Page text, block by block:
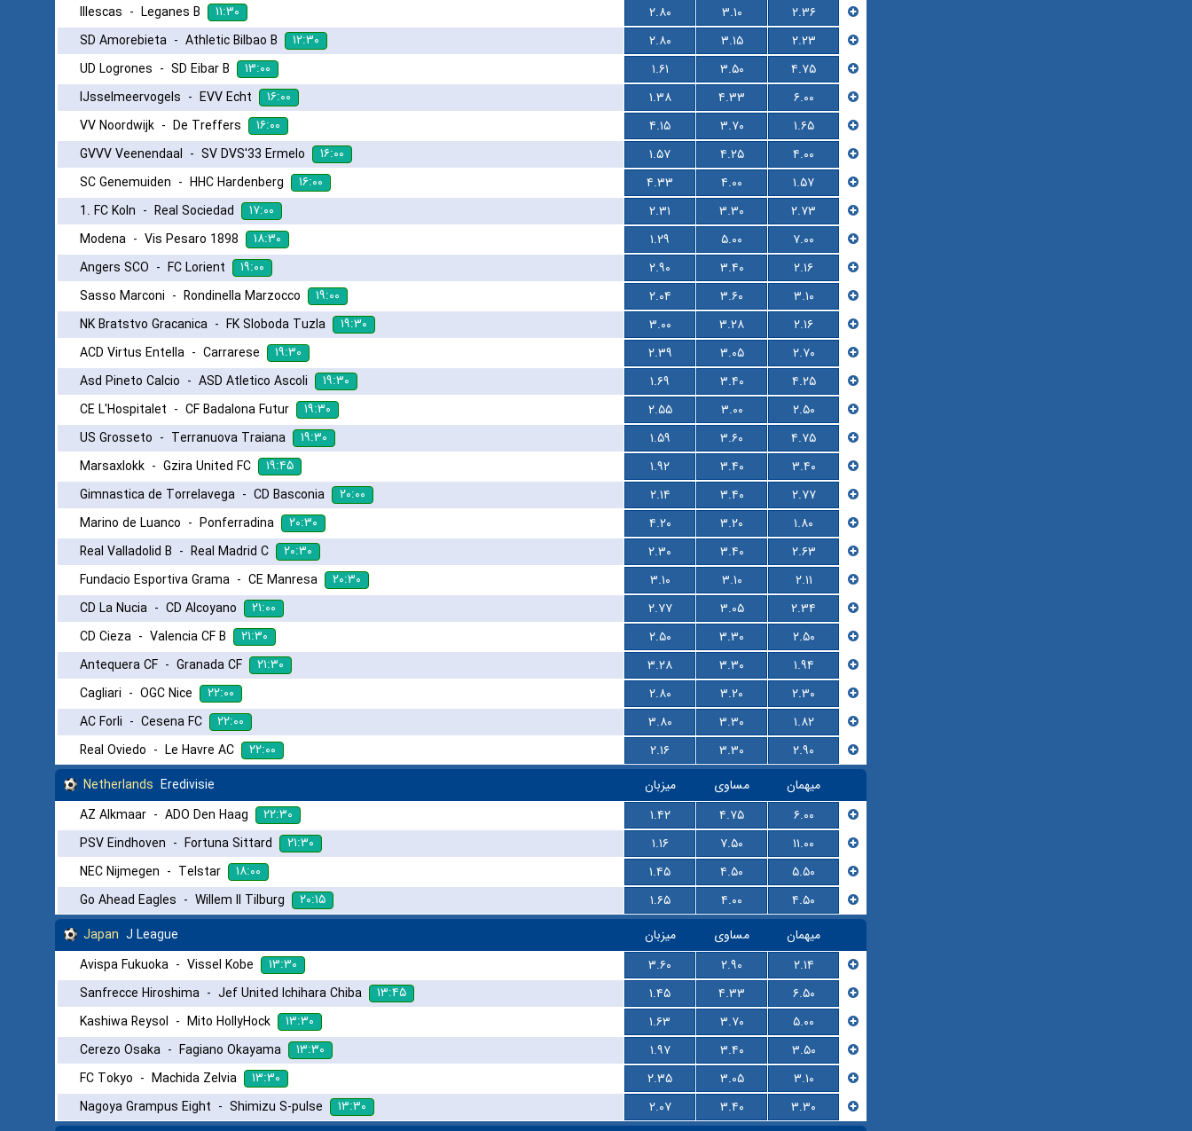
Illescas - Leganes B ۱۱:۳۰ ۲.۸۰ ۳.۱۰
۲.۳۶
SD Amorebieta - Athletic Bilbao B ۱۲:۳۰ ۲.۸۰ ۳.۱۵
۲.۲۳
UD Logrones - SD Eibar B ۱۳:۰۰ ۱.۶۱ ۳.۵۰
۴.۷۵
IJsselmeervogels - EVV Echt ۱۶:۰۰ ۱.۳۸ ۴.۳۳
۶.۰۰
VV Noordwijk - De Treffers ۱۶:۰۰ ۴.۱۵ ۳.۷۰
۱.۶۵
GVVV Veenendaal - SV DVS'33 Ermelo ۱۶:۰۰ ۱.۵۷ ۴.۲۵
۴.۰۰
SC Genemuiden - HHC Hardenberg ۱۶:۰۰ ۴.۳۳ ۴.۰۰
۱.۵۷
1. FC Koln - Real Sociedad ۱۷:۰۰ ۲.۳۱ ۳.۳۰
۲.۷۳
Modena - Vis Pesaro 1898 ۱۸:۳۰ ۱.۲۹ ۵.۰۰
۷.۰۰
Angers SCO - FC Lorient ۱۹:۰۰ ۲.۹۰ ۳.۴۰
۲.۱۶
Sasso Marconi - Rondinella Marzocco ۱۹:۰۰ ۲.۰۴ ۳.۶۰
۳.۱۰
NK Bratstvo Gracanica - FK Sloboda Tuzla ۱۹:۳۰ ۳.۰۰ ۳.۲۸
۲.۱۶
ACD Virtus Entella - Carrarese ۱۹:۳۰ ۲.۳۹ ۳.۰۵
۲.۷۰
Asd Pineto Calcio - ASD Atletico Ascoli ۱۹:۳۰ ۱.۶۹ ۳.۴۰
۴.۲۵
CE L'Hospitalet - CF Badalona Futur ۱۹:۳۰ ۲.۵۵ ۳.۰۰
۲.۵۰
US Grosseto - Terranuova Traiana ۱۹:۳۰ ۱.۵۹ ۳.۶۰
۴.۷۵
Marsaxlokk - Gzira United FC ۱۹:۴۵ ۱.۹۲ ۳.۴۰
۳.۴۰
Gimnastica de Torrelavega - CD Basconia ۲۰:۰۰ ۲.۱۴ ۳.۴۰
۲.۷۷
Marino de Luanco - Ponferradina ۲۰:۳۰ ۴.۲۰ ۳.۲۰
۱.۸۰
Real Valladolid B - Real Madrid C ۲۰:۳۰ ۲.۳۰ ۳.۴۰
۲.۶۳
Fundacio Esportiva Grama - CE Manresa ۲۰:۳۰ ۳.۱۰ ۳.۱۰
۲.۱۱
CD La Nucia - CD Alcoyano ۲۱:۰۰ ۲.۷۷ ۳.۰۵
۲.۳۴
CD Cieza - Valencia CF B ۲۱:۳۰ ۲.۵۰ ۳.۳۰
۲.۵۰
Antequera CF - Granada CF ۲۱:۳۰ ۳.۲۸ ۳.۳۰
۱.۹۴
Cagliari - OGC Nice ۲۲:۰۰ ۲.۸۰ ۳.۲۰
۲.۳۰
AC Forli - Cesena FC ۲۲:۰۰ ۳.۸۰ ۳.۳۰
۱.۸۲
Real Oviedo - Le Havre AC ۲۲:۰۰ ۲.۱۶ ۳.۳۰
۲.۹۰
Netherlands Eredivisie میزبان مساوی
میهمان
AZ Alkmaar - ADO Den Haag ۲۲:۳۰ ۱.۴۲ ۴.۷۵
۶.۰۰
PSV Eindhoven - Fortuna Sittard ۲۱:۳۰ ۱.۱۶ ۷.۵۰
۱۱.۰۰
NEC Nijmegen - Telstar ۱۸:۰۰ ۱.۴۵ ۴.۵۰
۵.۵۰
Go Ahead Eagles - Willem II Tilburg ۲۰:۱۵ ۱.۶۵ ۴.۰۰
۴.۵۰
Japan J League میزبان مساوی
میهمان
Avispa Fukuoka - Vissel Kobe ۱۳:۳۰ ۳.۶۰ ۲.۹۰
۲.۱۴
Sanfrecce Hiroshima - Jef United Ichihara Chiba ۱۳:۴۵ ۱.۴۵ ۴.۳۳
۶.۵۰
Kashiwa Reysol - Mito HollyHock ۱۳:۳۰ ۱.۶۳ ۳.۷۰
۵.۰۰
Cerezo Osaka - Fagiano Okayama ۱۳:۳۰ ۱.۹۷ ۳.۴۰
۳.۵۰
FC Tokyo - Machida Zelvia ۱۳:۳۰ ۲.۳۵ ۳.۰۵
۳.۱۰
Nagoya Grampus Eight - Shimizu S-pulse ۱۳:۳۰ ۲.۰۷ ۳.۴۰ ۳.۳۰